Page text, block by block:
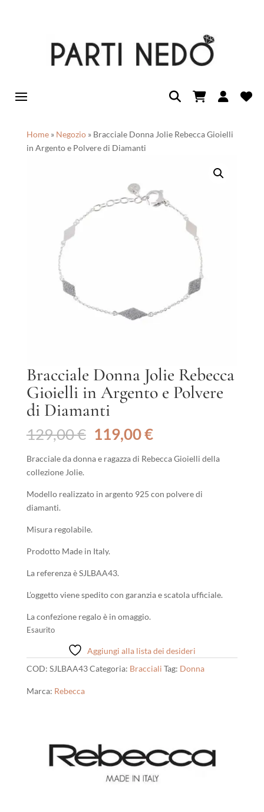
Home» Negozio» Bracciale Donna Jolie Rebecca Gioielli
in Argento e Polvere di Diamanti
Bracciale Donna Jolie Rebecca
Gioielli in Argento e Polvere
di Diamanti
129,00€ Il
prezzo
originale
129,00 €.
119,00€Il
attuale
119,00 €.
Bracciale da donna e ragazza di Rebecca Gioielli della
collezione Jolie.
Modello realizzato in argento 925 con polvere di
diamanti.
Misura regolabile.
Prodotto Made in Italy.
La referenza è SJLBAA43.
L’oggetto viene spedito con garanzia e scatola ufficiale.
La confezione regalo è in omaggio.
Esaurito
Aggiungi alla lista dei desideri
COD: SJLBAA43Categoria: Bracciali Tag: Donna
Marca: Rebecca